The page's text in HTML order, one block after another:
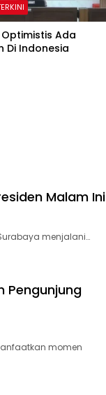
Ada
Di Indonesia
Malam Ini
Surabaya menjalani…
Pengunjung
momen